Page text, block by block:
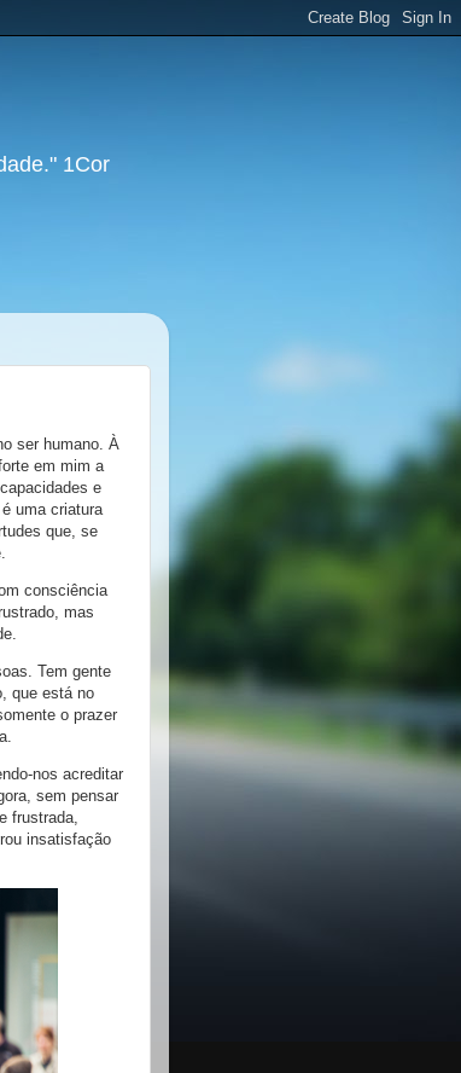
1Cor
ser humano. À
em mim a
e
uma criatura
que, se
consciência
mas
Tem gente
que está no
o prazer
nos acreditar
sem pensar
frustrada,
insatisfação